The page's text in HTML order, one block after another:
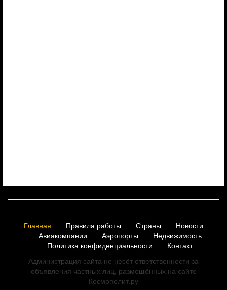
Главная Правила работы Страны
Новости
Авиакомпании
Аэропорты
Недвижимость
Политика конфиденциальности
Контакт
Администрация сайта не несёт ответственности за
объявления частных лиц, размещённых на сайте
Космополит.ру